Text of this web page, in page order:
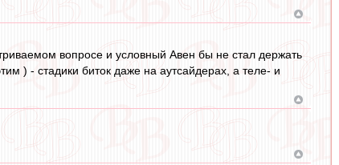
вопросе и условный Авен бы не стал держать
) - стадики биток даже на аутсайдерах, а теле- и